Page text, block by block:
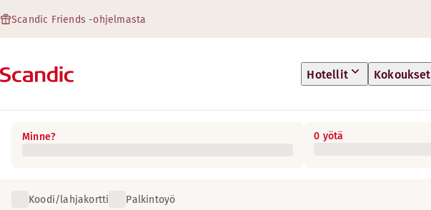
Scandic Friends -ohjelmasta
Hotellit Kokoukset
Minne? 0 yötä
Koodi/lahjakortti Palkintoyö